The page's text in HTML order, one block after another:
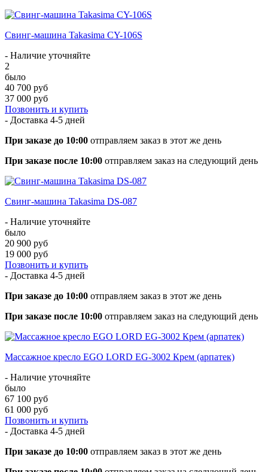
Свинг-машина Takasima CY-106S
- Наличие уточняйте
2
было
40 700 руб
37 000 руб
Позвонить и купить
- Доставка 4-5 дней
При заказе до 10:00 отправляем заказ в этот же день
При заказе после 10:00 отправляем заказ на следующий день
Свинг-машина Takasima DS-087
- Наличие уточняйте
было
20 900 руб
19 000 руб
Позвонить и купить
- Доставка 4-5 дней
При заказе до 10:00 отправляем заказ в этот же день
При заказе после 10:00 отправляем заказ на следующий день
Массажное кресло EGO LORD EG-3002 Крем (арпатек)
- Наличие уточняйте
было
67 100 руб
61 000 руб
Позвонить и купить
- Доставка 4-5 дней
При заказе до 10:00 отправляем заказ в этот же день